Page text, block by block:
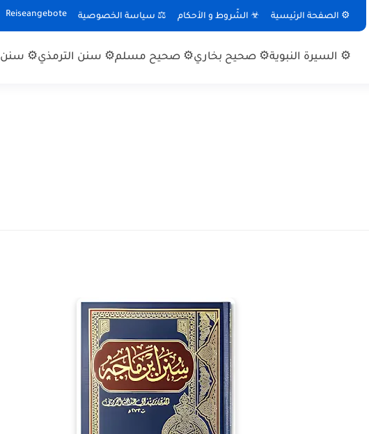
⚙ الصفحة الرئيسية ☣ الشّروط و الأحكام ⚖ سياسة الخصوصية Reiseangebote
⚙ السيرة النبوية⚙ صحيح بخاري⚙ صحيح مسلم⚙ سنن الترمذي⚙ سنن